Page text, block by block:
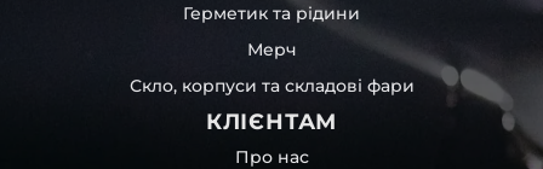
Герметик та рідини
Мерч
Скло, корпуси та складові фари
КЛІЄНТАМ
Про нас